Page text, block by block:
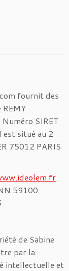
fournit des
SIRET
situé au 2
75012 PARIS
.
59100
de Sabine
par la
intellectuelle et